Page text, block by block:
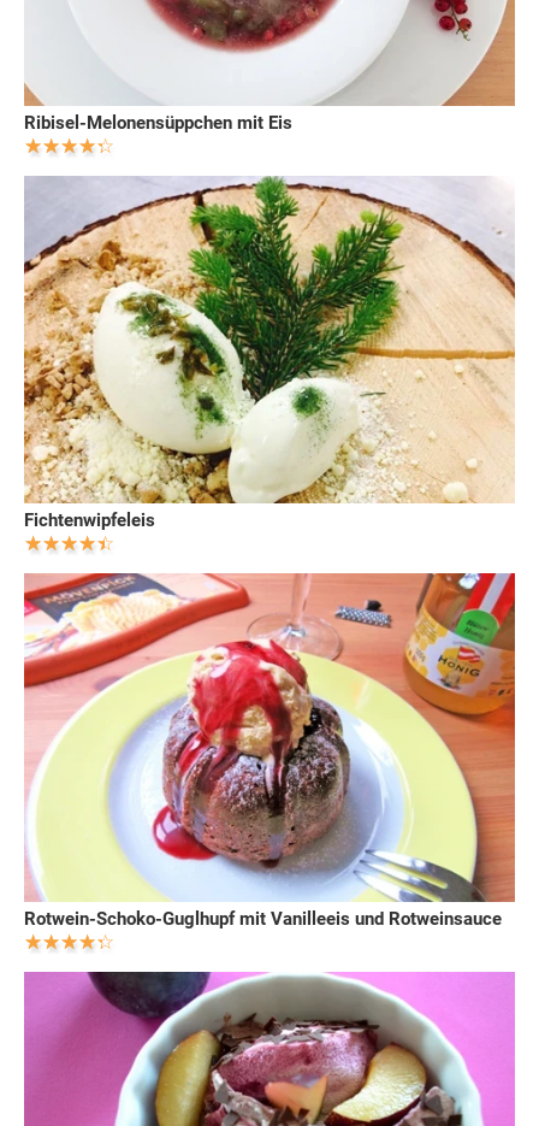
Ribisel-Melonensüppchen mit Eis
Fichtenwipfeleis
Rotwein-Schoko-Guglhupf mit Vanilleeis und Rotweinsauce